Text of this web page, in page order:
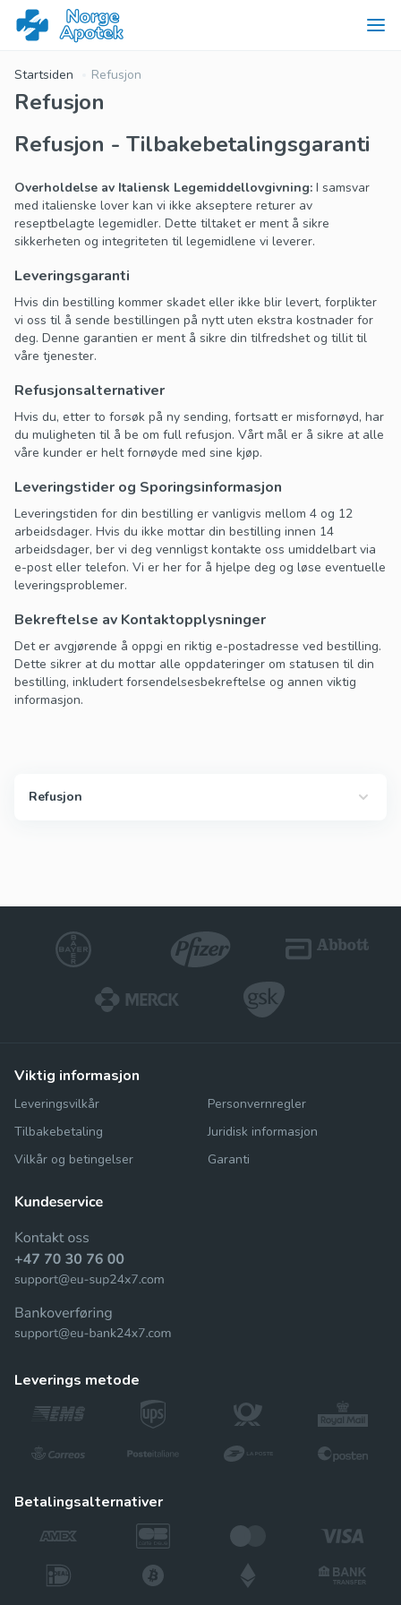
Startsiden Refusjon
Refusjon
Refusjon - Tilbakebetalingsgaranti
Overholdelse av Italiensk Legemiddellovgivning: I samsvar
med italienske lover kan vi ikke akseptere returer av
reseptbelagte legemidler. Dette tiltaket er ment å sikre
sikkerheten og integriteten til legemidlene vi leverer.
Leveringsgaranti
Hvis din bestilling kommer skadet eller ikke blir levert, forplikter
vi oss til å sende bestillingen på nytt uten ekstra kostnader for
deg. Denne garantien er ment å sikre din tilfredshet og tillit til
våre tjenester.
Refusjonsalternativer
Hvis du, etter to forsøk på ny sending, fortsatt er misfornøyd, har
du muligheten til å be om full refusjon. Vårt mål er å sikre at alle
våre kunder er helt fornøyde med sine kjøp.
Leveringstider og Sporingsinformasjon
Leveringstiden for din bestilling er vanligvis mellom 4 og 12
arbeidsdager. Hvis du ikke mottar din bestilling innen 14
arbeidsdager, ber vi deg vennligst kontakte oss umiddelbart via
e-post eller telefon. Vi er her for å hjelpe deg og løse eventuelle
leveringsproblemer.
Bekreftelse av Kontaktopplysninger
Det er avgjørende å oppgi en riktig e-postadresse ved bestilling.
Dette sikrer at du mottar alle oppdateringer om statusen til din
bestilling, inkludert forsendelsesbekreftelse og annen viktig
informasjon.
Refusjon
viktig informasjon
Leveringsvilkår
Tilbakebetaling
Vilkår og betingelser
Personvernregler
Juridisk informasjon
Garanti
leverings metode
betalingsalternativer